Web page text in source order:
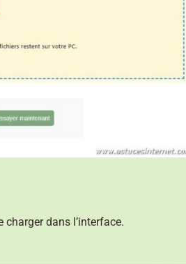
charger dans l’interface.